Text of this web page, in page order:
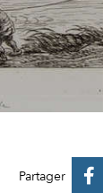
Partager 